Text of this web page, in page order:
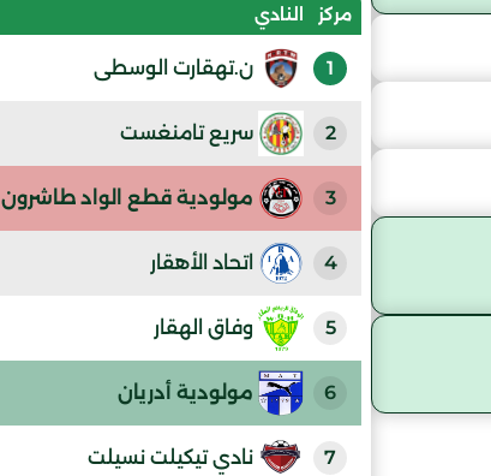
مركز النادي
1 ن.تهقارت الوسطى
2 سريع تامنغست
3 مولودية قطع الواد طاشرون
4 اتحاد الأهقار
5 وفاق الهقار
6 مولودية أدريان
7 نادي تيكيلت نسيلت